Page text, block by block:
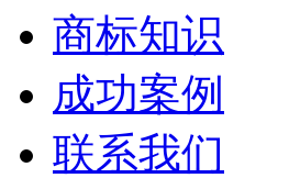
商标知识
成功案例
联系我们